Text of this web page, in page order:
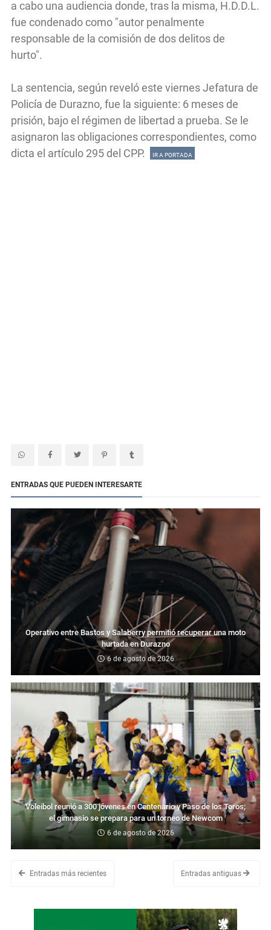
a cabo una audiencia donde, tras la misma, H.D.D.L.
fue condenado como "autor penalmente
responsable de la comisión de dos delitos de
hurto".
La sentencia, según reveló este viernes Jefatura de
Policía de Durazno, fue la siguiente: 6 meses de
prisión, bajo el régimen de libertad a prueba. Se le
asignaron las obligaciones correspondientes, como
dicta el artículo 295 del CPP.
IR A PORTADA
ENTRADAS QUE PUEDEN INTERESARTE
Operativo entre Bastos y Salaberry permitió recuperar una moto
hurtada en Durazno
6 de agosto de 2026
Voleibol reunió a 300 jóvenes en Centenario y Paso de los Toros;
el gimnasio se prepara para un torneo de Newcom
6 de agosto de 2026
Entradas más recientes Entradas antiguas